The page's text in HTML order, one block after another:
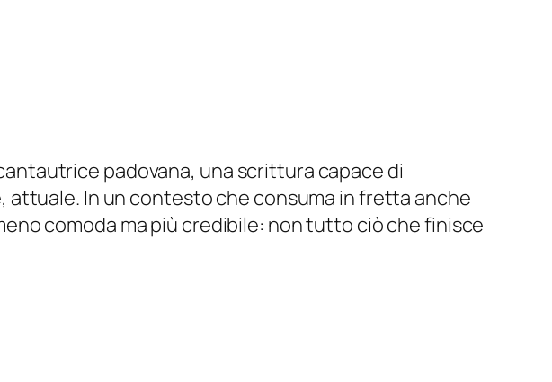
padovana, una scrittura capace di
attuale. In un contesto che consuma in fretta anche
comoda ma più credibile: non tutto ciò che finisce